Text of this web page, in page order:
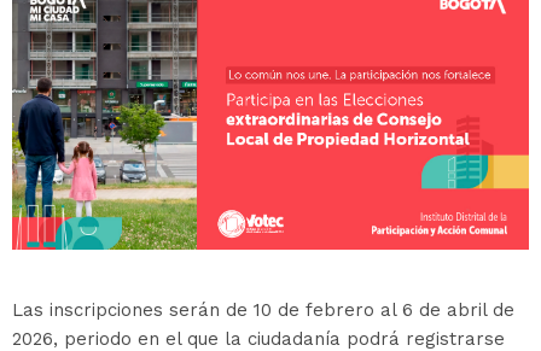
Las inscripciones serán de 10 de febrero al 6 de abril de
2026, periodo en el que la ciudadanía podrá registrarse